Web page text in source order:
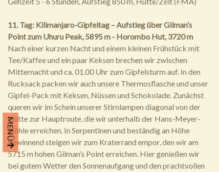
MENÜ
11. Tag: Kilimanjaro-Gipfeltag – Aufstieg über Gilman’s
Point zum Uhuru Peak, 5895 m - Horombo Hut, 3720 m
Nach einer kurzen Nacht und einem kleinen Frühstück mit
Tee/Kaffee und ein paar Keksen brechen wir zwischen
Mitternacht und ca. 01.00 Uhr zum Gipfelsturm auf. In den
Rucksack packen wir auch unsere Thermosflasche und unser
Gipfel-Pack mit Keksen, Nüssen und Schokolade. Zunächst
queren wir im Schein unserer Stirnlampen diagonal von der
Hütte zur Hauptroute, die wir unterhalb der Hans-Meyer-
Höhle erreichen. In Serpentinen und beständig an Höhe
gewinnend steigen wir zum Kraterrand empor, den wir am
5715 m hohen Gilman’s Point erreichen. Hier genießen wir
bei gutem Wetter den Sonnenaufgang und den prachtvollen